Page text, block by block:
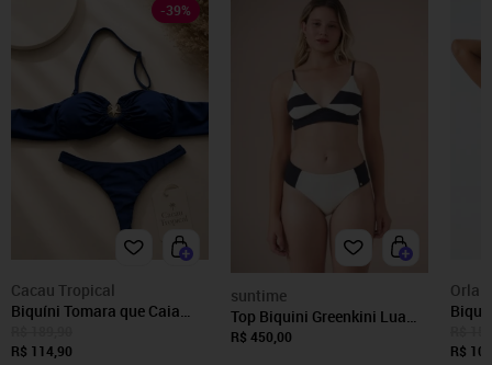
-39%
Cacau Tropical
Biquíni Tomara que Caia
Estrela, Alça Removível,
R$ 114,90
suntime
Top Biquini Greenkini Lua
Crescente Suntime
R$ 450,00
Orla
Fio
R$